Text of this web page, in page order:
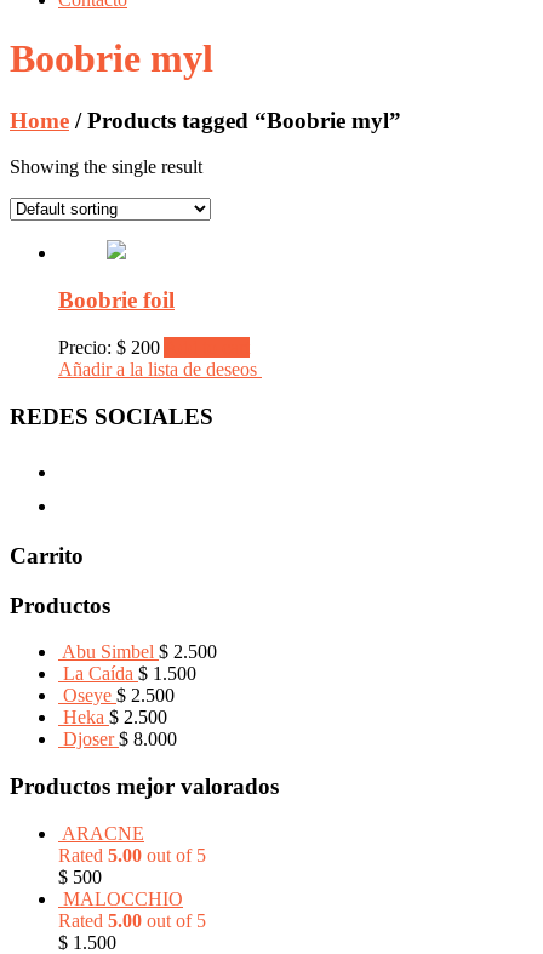
Boobrie myl
Home / Products tagged “Boobrie myl”
Showing the single result
Boobrie foil
Precio: $ 200
Añadir a la lista de deseos
REDES SOCIALES
Carrito
Productos
Abu Simbel $ 2.500
La Caída $ 1.500
Oseye $ 2.500
Heka $ 2.500
Djoser $ 8.000
Productos mejor valorados
ARACNE
Rated 5.00 out of 5
$ 500
MALOCCHIO
Rated 5.00 out of 5
$ 1.500